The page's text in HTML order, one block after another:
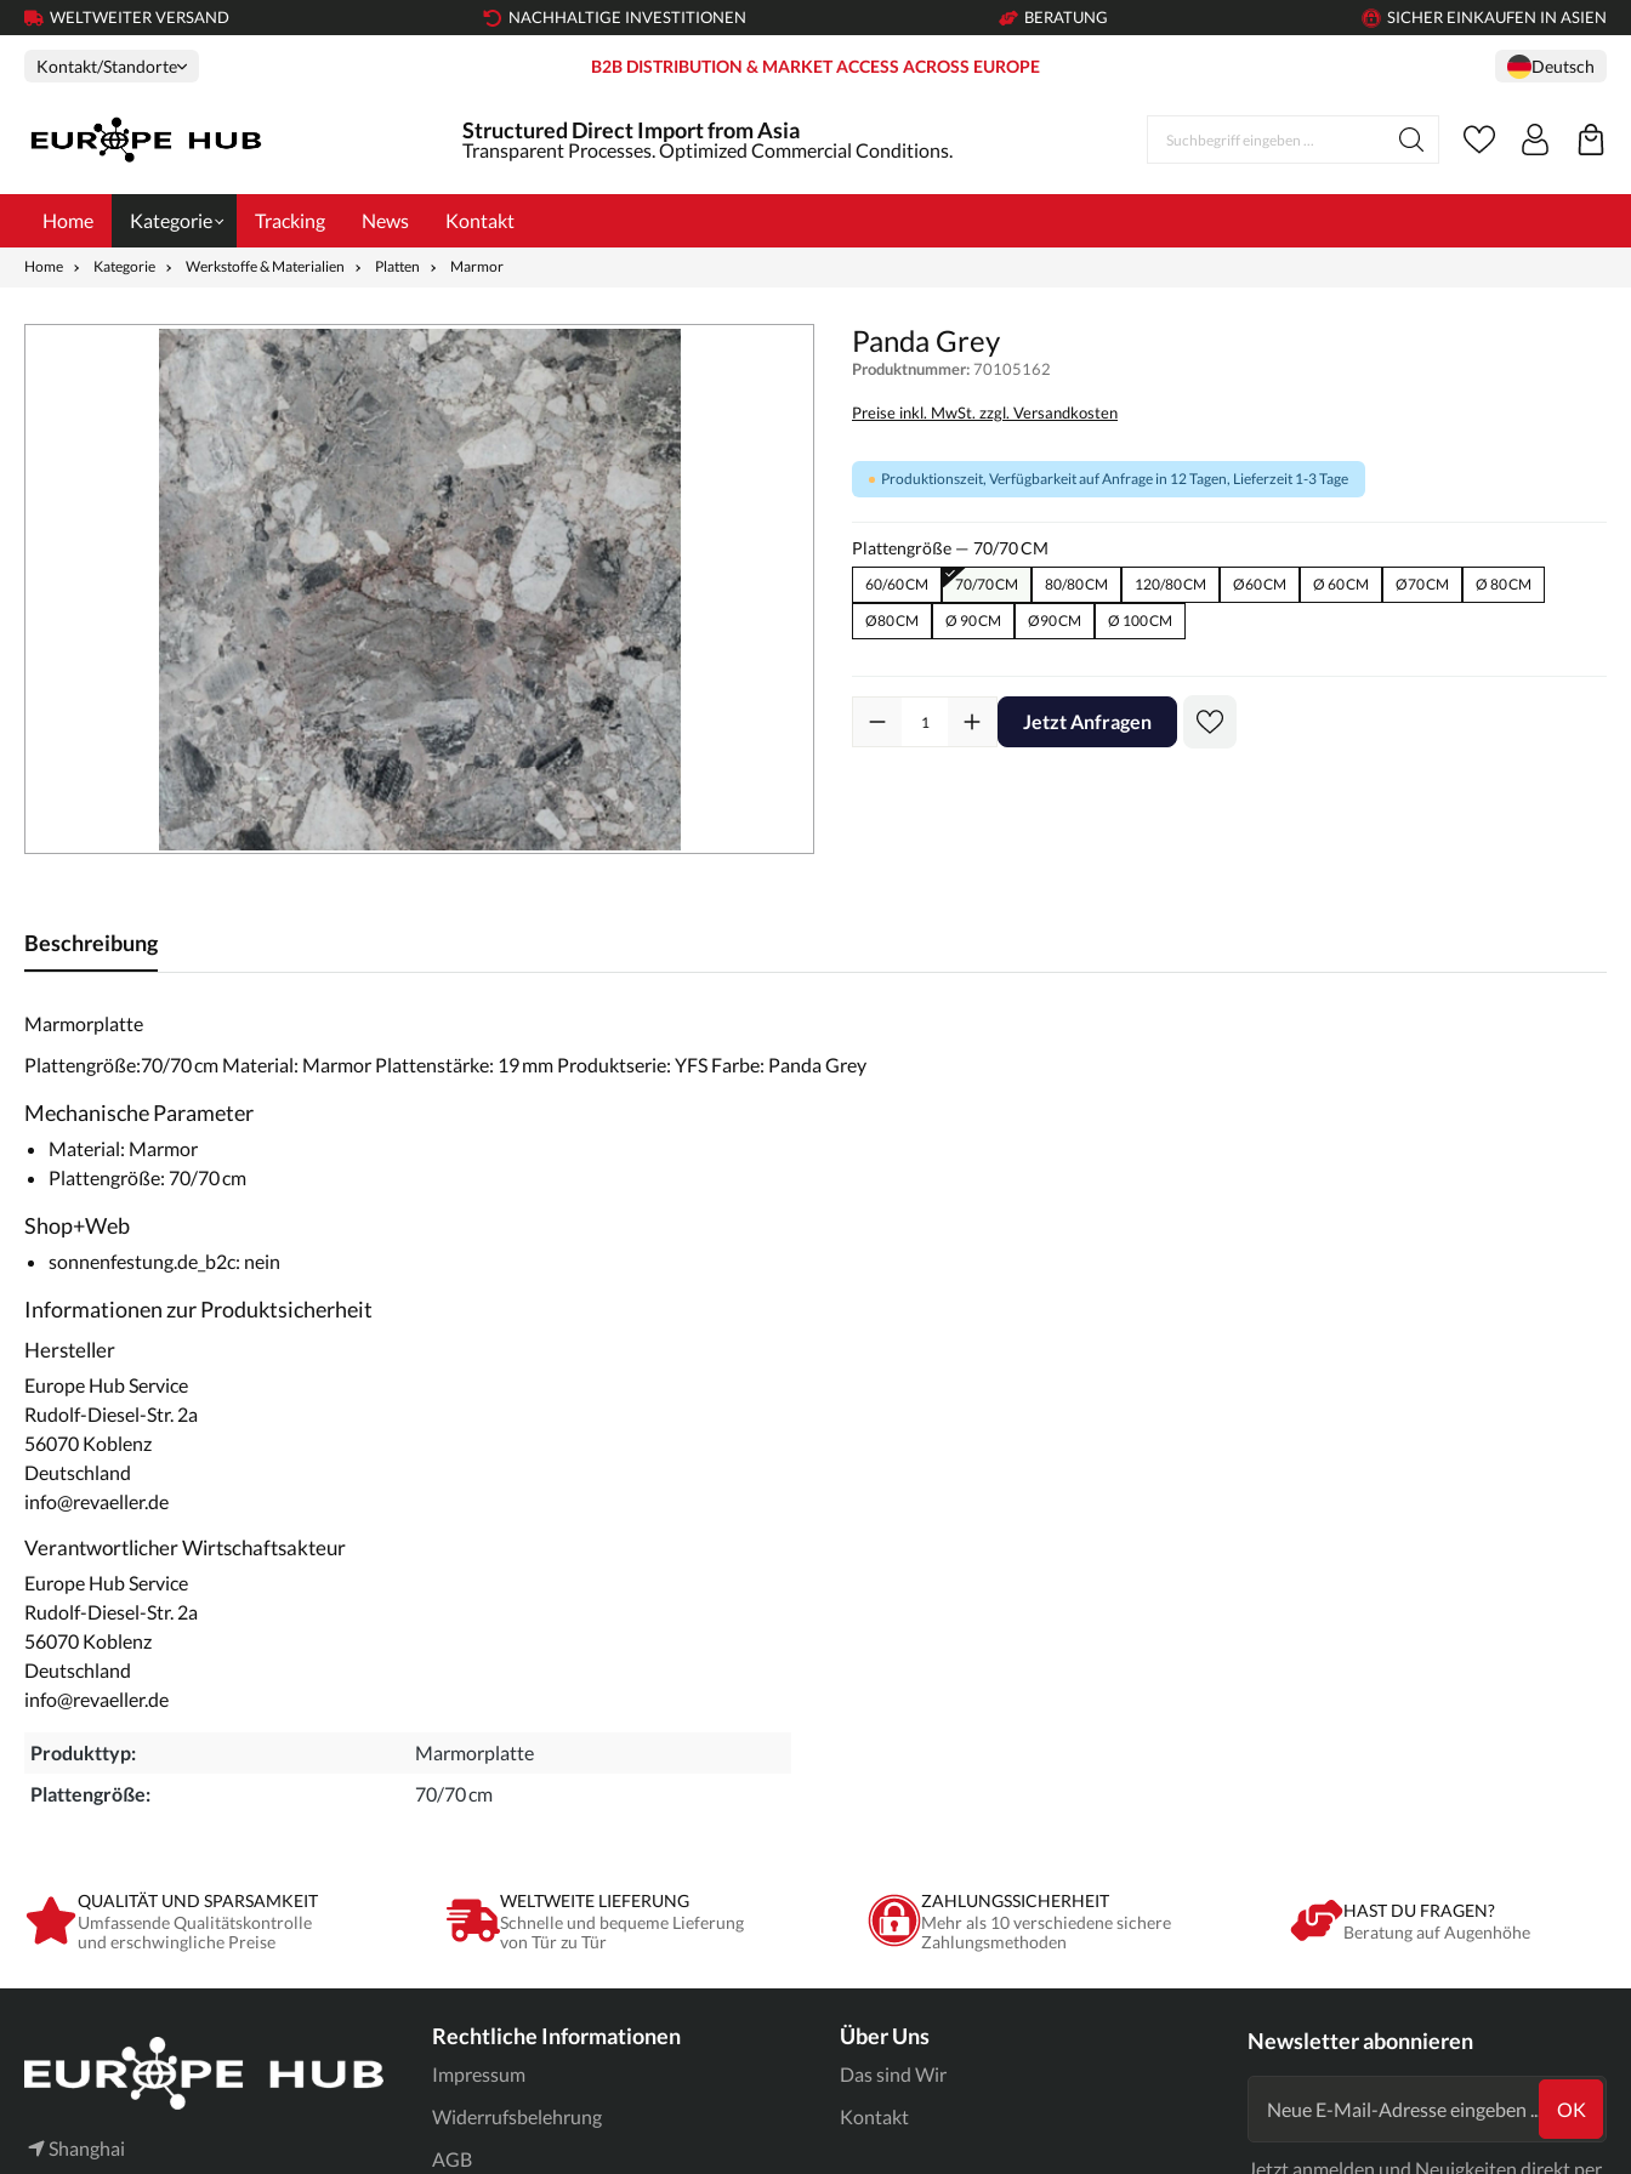
WELTWEITER VERSAND NACHHALTIGE INVESTITIONEN BERATUNG SICHER EINKAUFEN IN ASIEN
Kontakt/Standorte B2B DISTRIBUTION & MARKET ACCESS ACROSS EUROPE Deutsch
Structured Direct Import from Asia
Transparent Processes. Optimized Commercial Conditions.
Home Kategorie Tracking News Kontakt
Home Kategorie Werkstoffe & Materialien Platten Marmor
Panda Grey
Produktnummer:70105162
Preise inkl. MwSt. zzgl. Versandkosten
Produktionszeit, Verfügbarkeit auf Anfrage in 12 Tagen, Lieferzeit 1-3 Tage
Plattengröße — 70/70 CM
60/60 CM 70/70 CM 80/80 CM 120/80 CM Ø60 CM Ø 60 CM Ø70 CM
Ø 80 CM
Ø80 CM
Ø 90 CM Ø90 CM Ø 100 CM
Jetzt Anfragen
Beschreibung
Marmorplatte
Plattengröße:70/70 cm Material: Marmor Plattenstärke: 19 mm Produktserie: YFS Farbe: Panda Grey
Mechanische Parameter
Material: Marmor
Plattengröße: 70/70 cm
Shop+Web
sonnenfestung.de_b2c: nein
Informationen zur Produktsicherheit
Hersteller
Europe Hub Service
Rudolf-Diesel-Str. 2a
56070 Koblenz
Deutschland
info@revaeller.de
Verantwortlicher Wirtschaftsakteur
Europe Hub Service
Rudolf-Diesel-Str. 2a
56070 Koblenz
Deutschland
info@revaeller.de
Produkttyp:
Marmorplatte
Plattengröße:
70/70 cm
QUALITÄT UND SPARSAMKEIT
Umfassende Qualitätskontrolle
und erschwingliche Preise
WELTWEITE LIEFERUNG
Schnelle und bequeme Lieferung
von Tür zu Tür
ZAHLUNGSSICHERHEIT
Mehr als 10 verschiedene sichere
Zahlungsmethoden
HAST DU FRAGEN?
Beratung auf Augenhöhe
Shanghai
Rechtliche Informationen
Impressum
Widerrufsbelehrung
AGB
Über Uns
Das sind Wir
Kontakt
Newsletter abonnieren
OK
Jetzt anmelden und Neuigkeiten direkt per